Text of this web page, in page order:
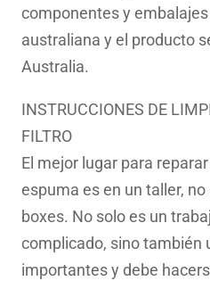
componentes y
australiana y el producto
Australia.
INSTRUCCIONES DE
FILTRO
El mejor lugar para
espuma es en un taller,
boxes. No solo es un
complicado, sino también
importantes y debe